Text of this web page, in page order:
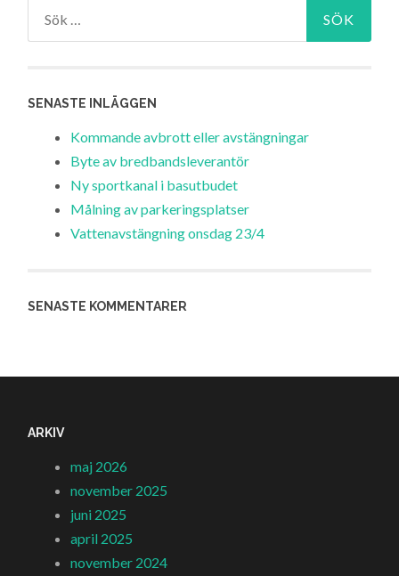
SENASTE INLÄGGEN
Kommande avbrott eller avstängningar
Byte av bredbandsleverantör
Ny sportkanal i basutbudet
Målning av parkeringsplatser
Vattenavstängning onsdag 23/4
SENASTE KOMMENTARER
ARKIV
maj 2026
november 2025
juni 2025
april 2025
november 2024